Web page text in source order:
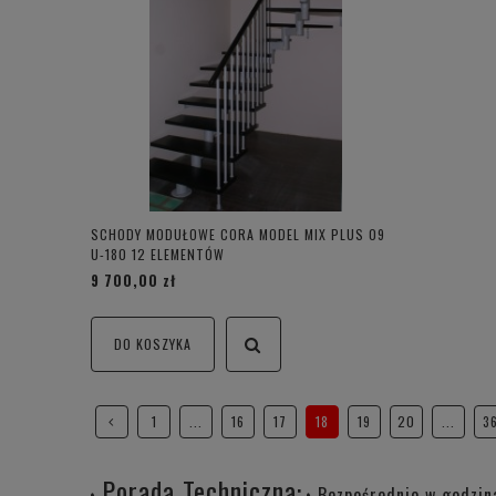
SCHODY MODUŁOWE CORA MODEL MIX PLUS 09
U-180 12 ELEMENTÓW
9 700,00 zł
DO KOSZYKA
1 16 17 18 19 20 36